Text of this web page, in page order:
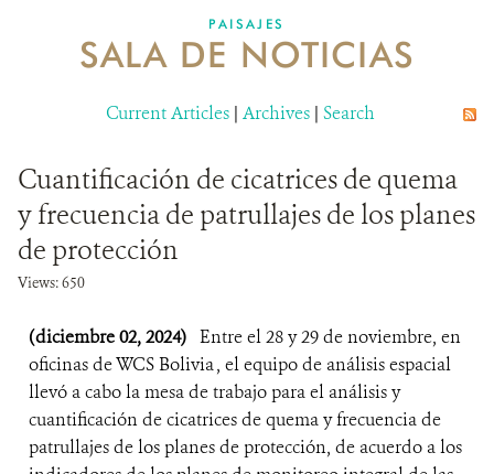
NOSOTROS
DONA
PAISAJES
SALA DE NOTICIAS
Current Articles | Archives | Search
Cuantificación de cicatrices de quema
y frecuencia de patrullajes de los planes
de protección
Views: 650
(diciembre 02, 2024) Entre el 28 y 29 de noviembre, en
oficinas de WCS Bolivia , el equipo de análisis espacial
llevó a cabo la mesa de trabajo para el análisis y
cuantificación de cicatrices de quema y frecuencia de
patrullajes de los planes de protección, de acuerdo a los